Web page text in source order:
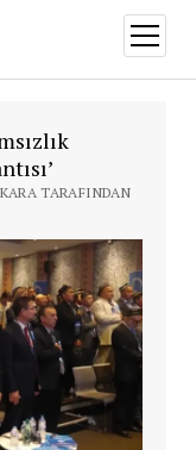
aç
TARAFINDAN